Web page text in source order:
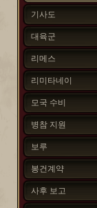
기사도
대육군
리메스
리미타네이
모국 수비
병참 지원
보루
봉건계약
사후 보고